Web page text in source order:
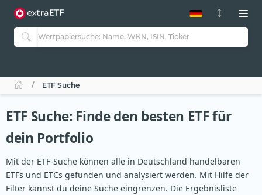
ETF-Guide 2.0
Guide Aktive ETFs
ETF-Sparpläne
ETF Suche
ETF Suche: Finde den besten ETF für
dein Portfolio
Mit der ETF-Suche können alle in Deutschland handelbaren
ETFs und ETCs gefunden und analysiert werden. Mit Hilfe der
Filter kannst du deine Suche eingrenzen. Die Ergebnisliste